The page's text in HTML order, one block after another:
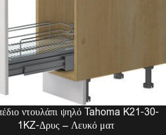
ντουλάπι ψηλό Tahoma K21-30-
1KZ-Δρυς – Λευκό ματ